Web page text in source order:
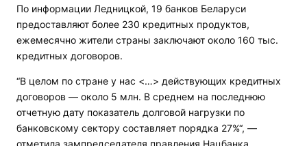
По информации Ледницкой, 19 банков Беларуси
предоставляют более 230 кредитных продуктов,
ежемесячно жители страны заключают около 160 тыс.
кредитных договоров.
“В целом по стране у нас <…> действующих кредитных
договоров — около 5 млн. В среднем на последнюю
отчетную дату показатель долговой нагрузки по
банковскому сектору составляет порядка 27%“, —
отметила зампредседателя правления Нацбанка.